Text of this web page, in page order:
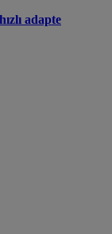
adapte